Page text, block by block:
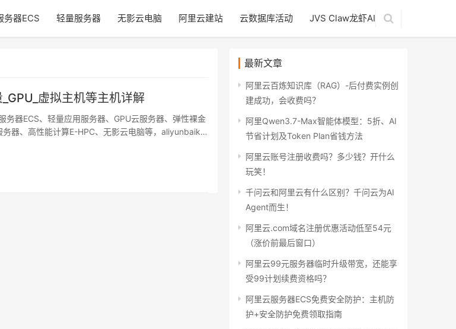
务器ECS 轻量服务器 无影云电脑 阿里云建站 云数据库活动 JVS Claw龙虾AI
虚拟主机等主机详解
务器ECS、轻量应用服务器、GPU云服务器、弹性裸金
务器、高性能计算E-HPC、无影云电脑等，aliyunbaik…
最新文章
阿里云百炼知识库（RAG）-后付费实例创
建成功，会收费吗？
阿里Qwen3.7-Max智能体模型：5折、AI
节省计划及Token Plan省钱方法
阿里云账号注册收费吗？多少钱？开什么
玩笑！
千问云和阿里云有什么区别？千问云为AI
Agent而生！
阿里云.com域名注册优惠活动低至54元
（涨价前最后窗口）
阿里云99元服务器临时升级带宽，还能享
受99计划续费资格吗？
阿里云服务器ECS免费安全防护：主机防
护+安全防护免费领取指南